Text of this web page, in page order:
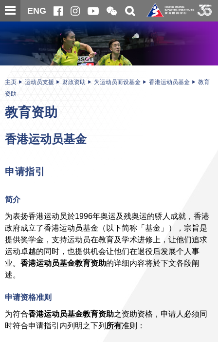
跳
至
内
ENG
开
合
微
信
二
维
码
关
搜
寻
内
主页 运动员支援 财政资助 为运动员而设基金 香港运动员基金
教育
资助
教育资助
香港运动员基金
申请指引
简介
为表扬香港运动员於1996年奥运及残奥运的骄人成就，香港
政府成立了香港运动员基金（以下简称「基金」），宗旨是
提供奖学金，支持运动员在教育及学术进修上，让他们追求
运动卓越的同时，也提供机会让他们在退役后发展个人事
业。 香港运动员基金教育资助的详细内容将於下文各段阐
述。
申请资格准则
为符合香港运动员基金教育资助之资助资格，申请人必须同
时符合申请指引内列明之下列所有准则：